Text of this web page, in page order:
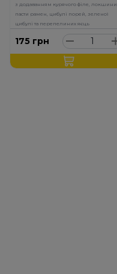
з додаванням курячого філе, локшини,
пасти рамен, цибулі порей, зеленої
цибулі та перепелиних яєць
175 грн